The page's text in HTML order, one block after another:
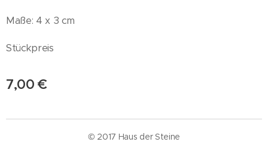
Maße: 4 x 3 cm
Stückpreis
7,00 €
© 2017 Haus der Steine